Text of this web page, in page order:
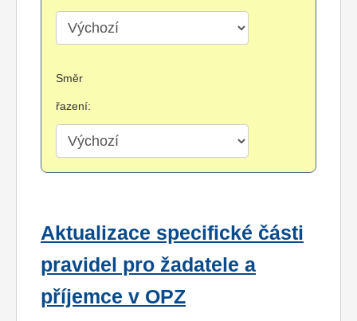
Směr
řazení:
Aktualizace specifické části
pravidel pro žadatele a
příjemce v OPZ